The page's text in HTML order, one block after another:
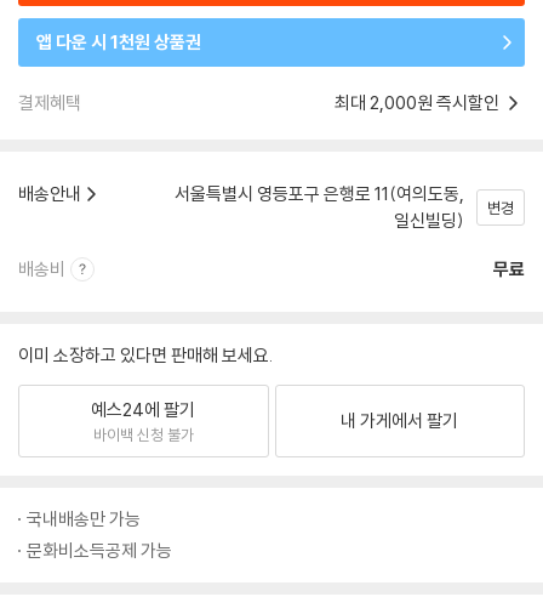
앱 다운 시 1천원 상품권
결제혜택 최대 2,000원 즉시할인
배송안내
서울특별시 영등포구 은행로 11(여의도동,
일신빌딩)
변경
배송비 무료
이미 소장하고 있다면 판매해 보세요.
예스24에 팔기
바이백 신청 불가
내 가게에서 팔기
국내배송만 가능
문화비소득공제 가능